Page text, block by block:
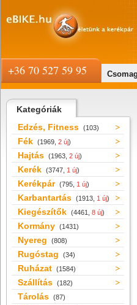
Kategóriák
Edzés, Fitness (103)
Fék (1969, 2 új)
Hajtás (1963, 2 új)
Kerék (3747, 1 új)
Kerékpár (795, 1 új)
Karbantartás (1913, 1 új)
Kiegészítők (4461, 8 új)
Kormány (1431)
Nyereg (808)
Rugóstag (34)
Ruházat (1584)
Szállítás (182)
Tárolás (87)
+36 70 527 59 95